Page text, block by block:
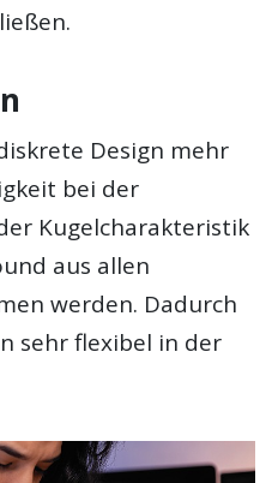
Design mehr
bei der
Kugelcharakteristik
aus allen
werden. Dadurch
sehr flexibel in der